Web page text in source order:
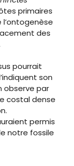
primaires
des
pourrait
son
observe par
costal dense
permis
notre fossile